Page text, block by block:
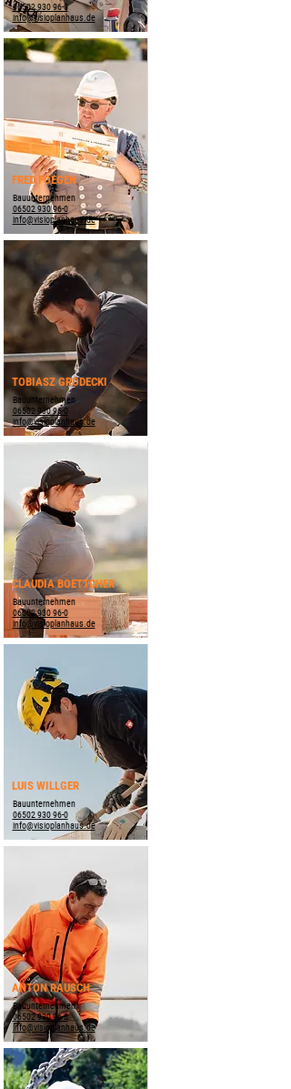
06502 930 96-0
info@visioplanhaus.de
FRED FOEGEN
Bauunternehmen
06502 930 96-0
info@visioplanhaus.de
TOBIASZ GRODECKI
Bauunternehmen
06502 930 96-0
info@visioplanhaus.de
CLAUDIA BOETTCHER
Bauunternehmen
06502 930 96-0
info@visioplanhaus.de
LUIS WILLGER
Bauunternehmen
06502 930 96-0
info@visioplanhaus.de
ANTON RAUSCH
Bauunternehmen
06502 930 96-0
info@visioplanhaus.de